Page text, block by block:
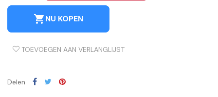
shopping_cartNU KOPEN
TOEVOEGEN AAN VERLANGLIJST
Delen